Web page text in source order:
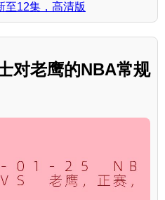
至12集，高清版
对老鹰的NBA常规